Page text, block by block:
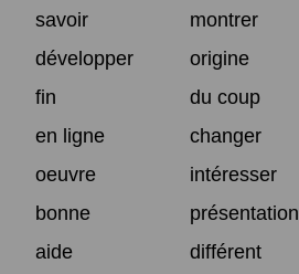
savoir
montrer
développer
origine
fin
du coup
en ligne
changer
oeuvre
intéresser
bonne
présentation
aide
différent